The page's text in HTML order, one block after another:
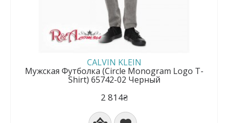
CALVIN KLEIN
Мужская Футболка (Circle Monogram Logo T-
Shirt) 65742-02 Черный
2 814₴